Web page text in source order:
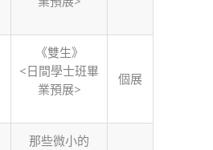
《雙生》
<日間學士班畢
業預展>
個展
那些微小的